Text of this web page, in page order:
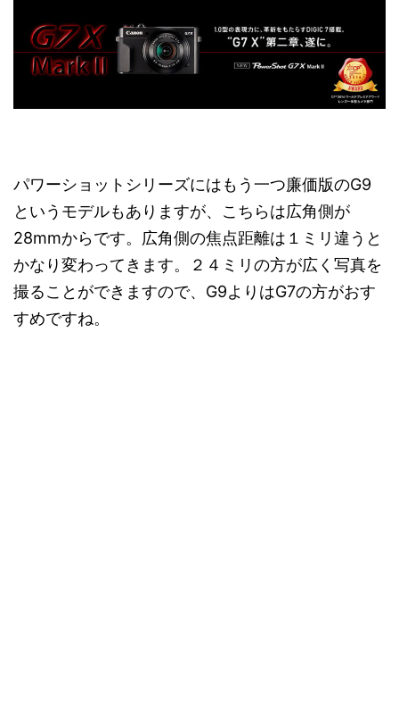
パワーショットシリーズにはもう一つ廉価版のG9
というモデルもありますが、こちらは広角側が
28mmからです。広角側の焦点距離は１ミリ違うと
かなり変わってきます。２４ミリの方が広く写真を
撮ることができますので、G9よりはG7の方がおす
すめですね。